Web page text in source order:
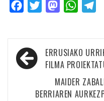
FacebookTwitterMastodon
Bidalketetan
zehar
nabigatu
ERRUSIAKO
FILMA
MAIDER
BERRIAREN